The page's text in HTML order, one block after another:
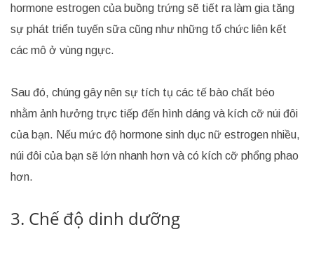
hormone estrogen của buồng trứng sẽ tiết ra làm gia tăng
sự phát triển tuyến sữa cũng như những tổ chức liên kết
các mô ở vùng ngực.
Sau đó, chúng gây nên sự tích tụ các tế bào chất béo
nhằm ảnh hưởng trực tiếp đến hình dáng và kích cỡ núi đôi
của bạn. Nếu mức độ hormone sinh dục nữ estrogen nhiều,
núi đôi của bạn sẽ lớn nhanh hơn và có kích cỡ phổng phao
hơn.
3. Chế độ dinh dưỡng